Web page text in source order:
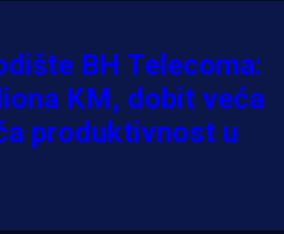
BH Telecoma:
KM, dobit veća
produktivnost u